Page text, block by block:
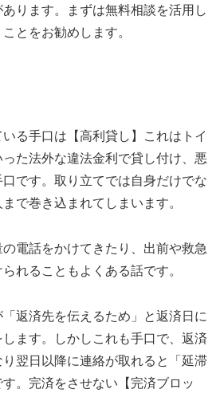
ります。まずは無料相談を活用し
とをお勧めします。
る手口は【高利貸し】これはトイ
た法外な違法金利で貸し付け、悪
です。取り立てでは自身だけでな
で巻き込まれてしまいます。
電話をかけてきたり、出前や救急
れることもよくある話です。
返済先を伝えるため」と返済日に
ます。しかしこれも手口で、返済
翌日以降に連絡が取れると「延滞
。完済をさせない【完済ブロッ